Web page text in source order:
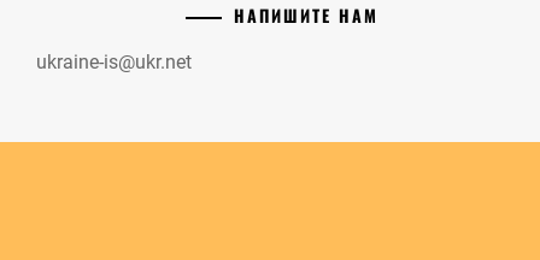
НАПИШИТЕ НАМ
ukraine-is@ukr.net